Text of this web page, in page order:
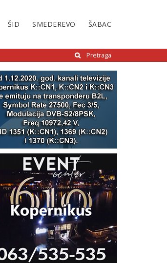
ŠID SMEDEREVO ŠABAC
Pretraga